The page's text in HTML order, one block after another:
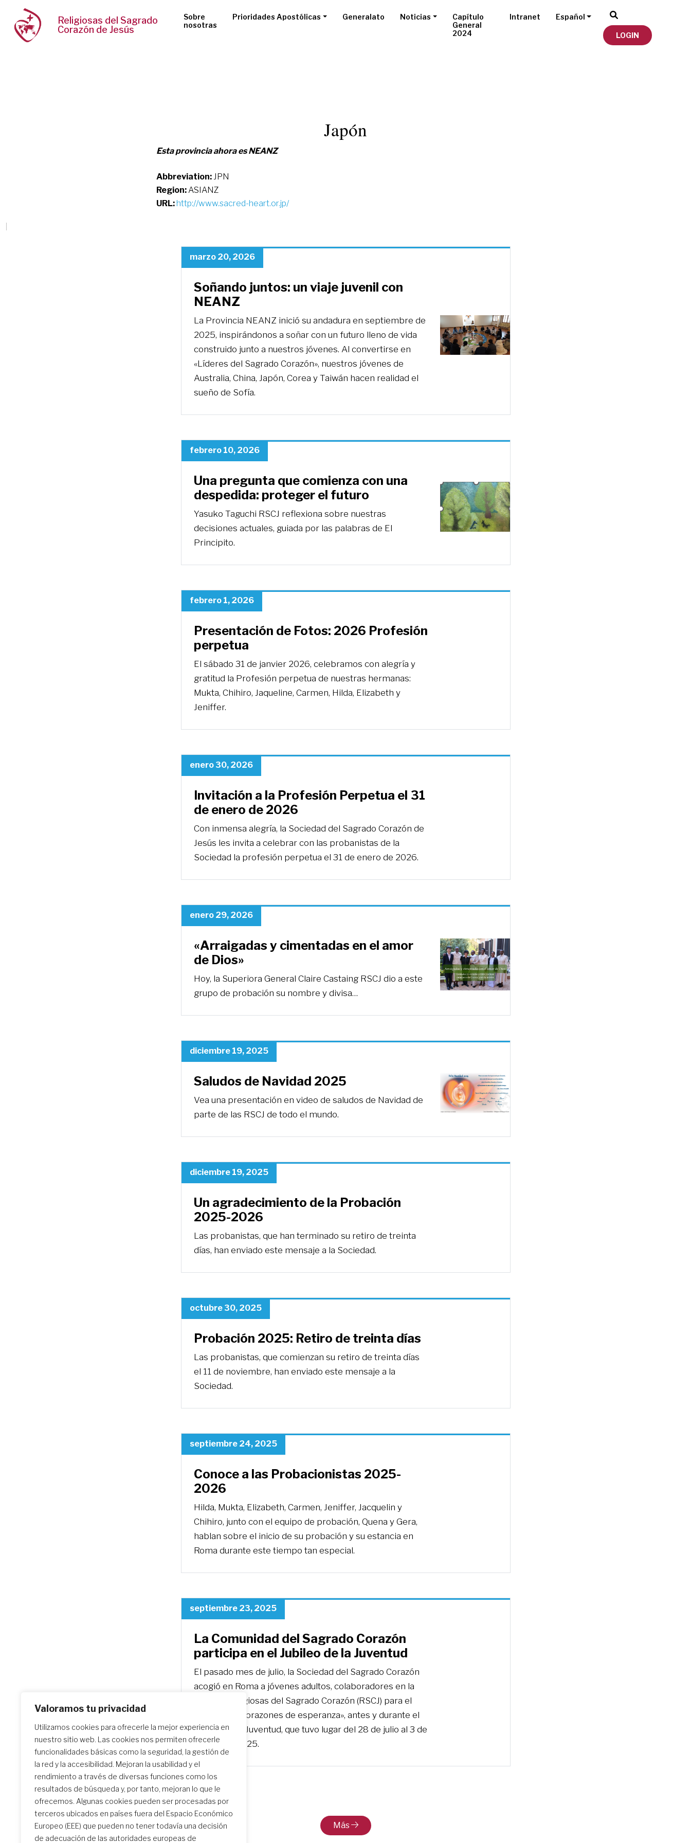
Valoramos tu privacidad
Utilizamos cookies para ofrecerle la mejor experiencia en
nuestro sitio web. Las cookies nos permiten ofrecerle
funcionalidades básicas como la seguridad, la gestión de
la red y la accesibilidad. Mejoran la usabilidad y el
rendimiento a través de diversas funciones como los
resultados de búsqueda y, por tanto, mejoran lo que le
ofrecemos. Algunas cookies pueden ser procesadas por
terceros ubicados en países fuera del Espacio Económico
Europeo (EEE) que pueden no tener todavía una decisión
de adecuación de las autoridades europeas de
Religiosas del Sagrado
Corazón de Jesús
Sobre
nosotras
Prioridades Apostólicas Generalato Noticias
Capítulo
General
2024
Intranet Español
LOGIN
Japón
Esta provincia ahora es NEANZ
Abbreviation:JPN
Region:ASIANZ
URL:http://www.sacred-heart.or.jp/
marzo 20, 2026
Soñando juntos: un viaje juvenil con
NEANZ
La Provincia NEANZ inició su andadura en septiembre de
2025, inspirándonos a soñar con un futuro lleno de vida
construido junto a nuestros jóvenes. Al convertirse en
«Líderes del Sagrado Corazón», nuestros jóvenes de
Australia, China, Japón, Corea y Taiwán hacen realidad el
sueño de Sofía.
febrero 10, 2026
Una pregunta que comienza con una
despedida: proteger el futuro
Yasuko Taguchi RSCJ reflexiona sobre nuestras
decisiones actuales, guiada por las palabras de El
Principito.
febrero 1, 2026
Presentación de Fotos: 2026 Profesión
perpetua
El sábado 31 de janvier 2026, celebramos con alegría y
gratitud la Profesión perpetua de nuestras hermanas:
Mukta, Chihiro, Jaqueline, Carmen, Hilda, Elizabeth y
Jeniffer.
enero 30, 2026
Invitación a la Profesión Perpetua el 31
de enero de 2026
Con inmensa alegría, la Sociedad del Sagrado Corazón de
Jesús les invita a celebrar con las probanistas de la
Sociedad la profesión perpetua el 31 de enero de 2026.
enero 29, 2026
«Arraigadas y cimentadas en el amor
de Dios»
Hoy, la Superiora General Claire Castaing RSCJ dio a este
grupo de probación su nombre y divisa…
diciembre 19, 2025
Saludos de Navidad 2025
Vea una presentación en video de saludos de Navidad de
parte de las RSCJ de todo el mundo.
diciembre 19, 2025
Un agradecimiento de la Probación
2025-2026
Las probanistas, que han terminado su retiro de treinta
días, han enviado este mensaje a la Sociedad.
octubre 30, 2025
Probación 2025: Retiro de treinta días
Las probanistas, que comienzan su retiro de treinta días
el 11 de noviembre, han enviado este mensaje a la
Sociedad.
septiembre 24, 2025
Conoce a las Probacionistas 2025-
2026
Hilda, Mukta, Elizabeth, Carmen, Jeniffer, Jacquelin y
Chihiro, junto con el equipo de probación, Quena y Gera,
hablan sobre el inicio de su probación y su estancia en
Roma durante este tiempo tan especial.
septiembre 23, 2025
La Comunidad del Sagrado Corazón
participa en el Jubileo de la Juventud
El pasado mes de julio, la Sociedad del Sagrado Corazón
acogió en Roma a jóvenes adultos, colaboradores en la
misión y religiosas del Sagrado Corazón (RSCJ) para el
programa «Corazones de esperanza», antes y durante el
Jubileo de la Juventud, que tuvo lugar del 28 de julio al 3 de
agosto de 2025.
Más